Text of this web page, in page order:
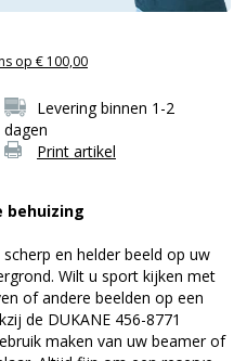
op € 100,00
Levering binnen 1-2
dagen
Print artikel
behuizing
en helder beeld op uw
Wilt u sport kijken met
of andere beelden op een
de DUKANE 456-8771
maken van uw beamer of